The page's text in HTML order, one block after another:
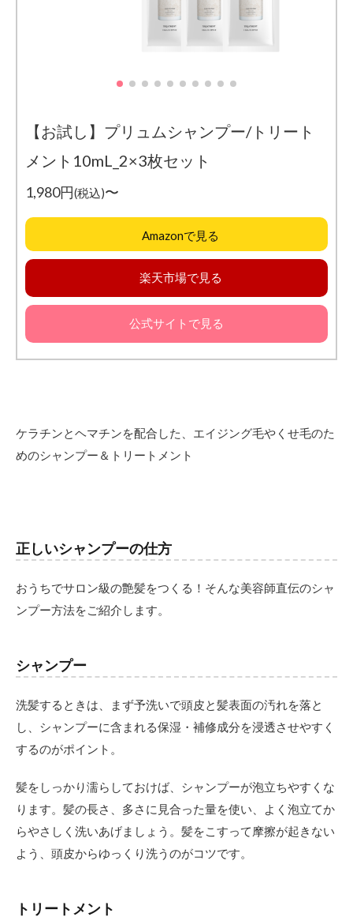
【お試し】プリュムシャンプー/トリート
メント10mL_2×3枚セット
1,980円(税込)〜
Amazonで見る
楽天市場で見る
公式サイトで見る
ケラチンとヘマチンを配合した、エイジング毛やくせ毛のた
めのシャンプー＆トリートメント
正しいシャンプーの仕方
おうちでサロン級の艶髪をつくる！そんな美容師直伝のシャ
ンプー方法をご紹介します。
シャンプー
洗髪するときは、まず予洗いで頭皮と髪表面の汚れを落と
し、シャンプーに含まれる保湿・補修成分を浸透させやすく
するのがポイント。
髪をしっかり濡らしておけば、シャンプーが泡立ちやすくな
ります。髪の長さ、多さに見合った量を使い、よく泡立てか
らやさしく洗いあげましょう。髪をこすって摩擦が起きない
よう、頭皮からゆっくり洗うのがコツです。
トリートメント